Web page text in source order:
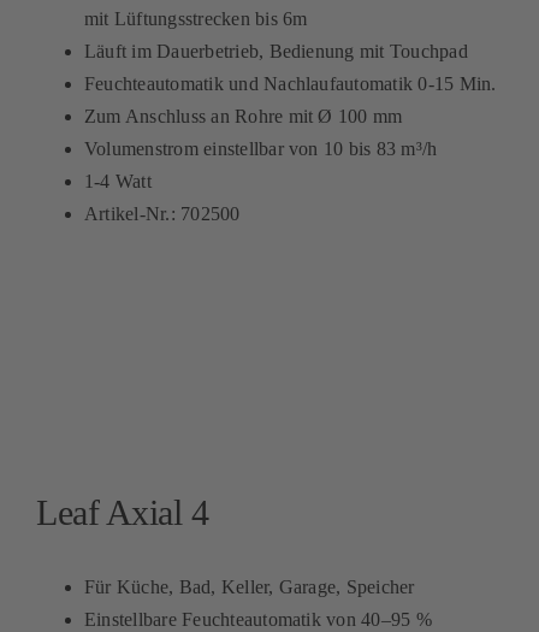
mit Lüftungsstrecken bis 6m
Läuft im Dauerbetrieb, Bedienung mit Touchpad
Feuchteautomatik und Nachlaufautomatik 0-15 Min.
Zum Anschluss an Rohre mit Ø 100 mm
Volumenstrom einstellbar von 10 bis 83 m³/h
1-4 Watt
Artikel-Nr.: 702500
Leaf Axial 4
Für Küche, Bad, Keller, Garage, Speicher
Einstellbare Feuchteautomatik von 40–95 %